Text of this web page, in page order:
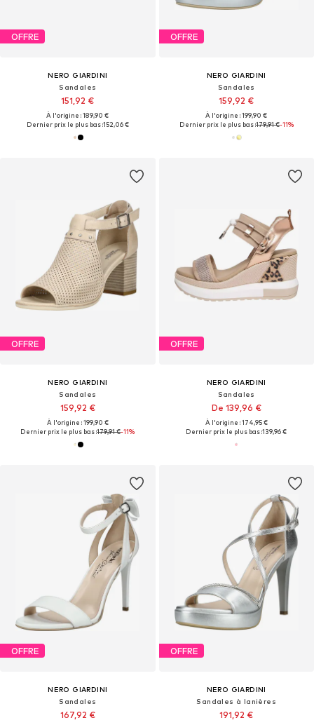
OFFRE
NERO GIARDINI
Sandales
151,92 €
À l'origine : 189,90 €
Dernier prix le plus bas :152,06 €
OFFRE
NERO GIARDINI
Sandales
159,92 €
À l'origine : 199,90 €
Dernier prix le plus bas :179,91 €-11%
OFFRE
NERO GIARDINI
Sandales
159,92 €
À l'origine : 199,90 €
Dernier prix le plus bas :179,91 €-11%
OFFRE
NERO GIARDINI
Sandales
De 139,96 €
À l'origine : 174,95 €
Dernier prix le plus bas :139,96 €
OFFRE
NERO GIARDINI
Sandales
167,92 €
OFFRE
NERO GIARDINI
Sandales à lanières
191,92 €